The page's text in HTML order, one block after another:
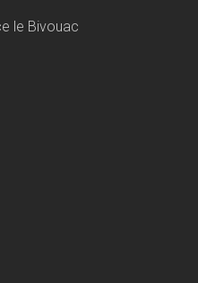
le Bivouac